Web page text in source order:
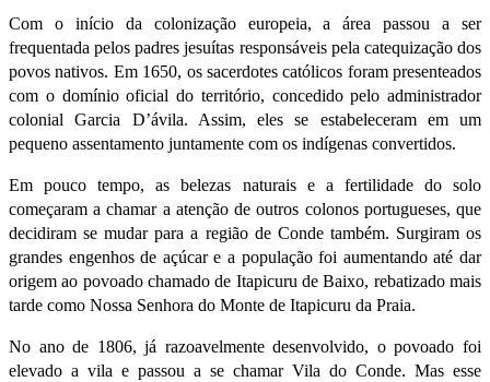
Com o início da colonização europeia, a área passou a ser
frequentada pelos padres jesuítas responsáveis pela catequização dos
povos nativos. Em 1650, os sacerdotes católicos foram presenteados
com o domínio oficial do território, concedido pelo administrador
colonial Garcia D’ávila. Assim, eles se estabeleceram em um
pequeno assentamento juntamente com os indígenas convertidos.
Em pouco tempo, as belezas naturais e a fertilidade do solo
começaram a chamar a atenção de outros colonos portugueses, que
decidiram se mudar para a região de Conde também. Surgiram os
grandes engenhos de açúcar e a população foi aumentando até dar
origem ao povoado chamado de Itapicuru de Baixo, rebatizado mais
tarde como Nossa Senhora do Monte de Itapicuru da Praia.
No ano de 1806, já razoavelmente desenvolvido, o povoado foi
elevado a vila e passou a se chamar Vila do Conde. Mas esse